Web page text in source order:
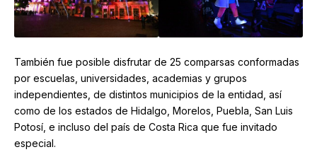
También fue posible disfrutar de 25 comparsas conformadas
por escuelas, universidades, academias y grupos
independientes, de distintos municipios de la entidad, así
como de los estados de Hidalgo, Morelos, Puebla, San Luis
Potosí, e incluso del país de Costa Rica que fue invitado
especial.